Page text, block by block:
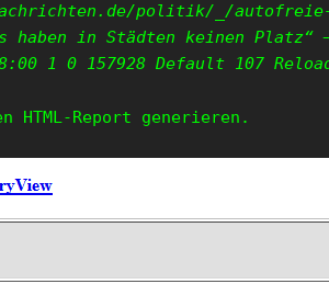
politik/_/
haben in Städten keinen Platz“
1 0 157928 Default 107
HTML-Report generieren.